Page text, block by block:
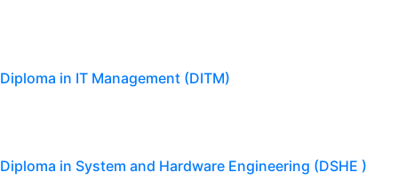
Diploma in IT Management (DITM)
Diploma in System and Hardware Engineering (DSHE )